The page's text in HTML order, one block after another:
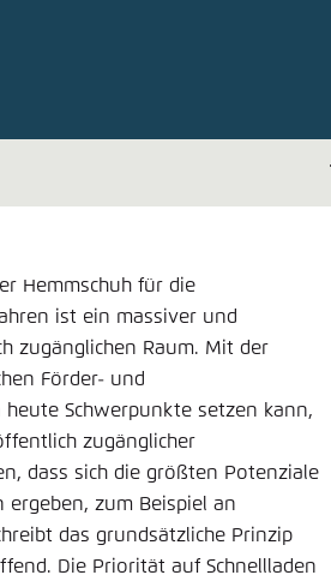
Hemmschuh für die
ist ein massiver und
zugänglichen Raum. Mit der
Förder- und
Schwerpunkte setzen kann,
zugänglicher
dass sich die größten Potenziale
ergeben, zum Beispiel an
das grundsätzliche Prinzip
Die Priorität auf Schnellladen